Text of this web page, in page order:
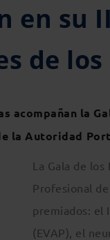
en su
de
acompañan la
la Autoridad
La Gala de
Profesional
premiados: el
(EVAP), el